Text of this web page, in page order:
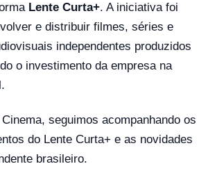
Lente Curta+. A iniciativa foi
e distribuir filmes, séries e
independentes produzidos
o investimento da empresa na
seguimos acompanhando os
do Lente Curta+ e as novidades
brasileiro.